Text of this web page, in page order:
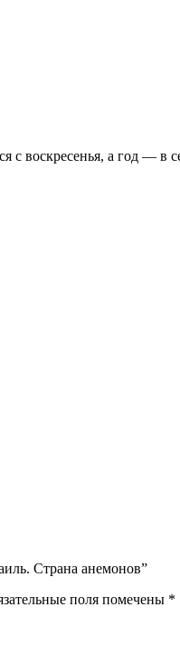
с воскресенья, а год — в
Страна анемонов”
поля помечены *